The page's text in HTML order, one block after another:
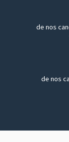
de nos
de nos